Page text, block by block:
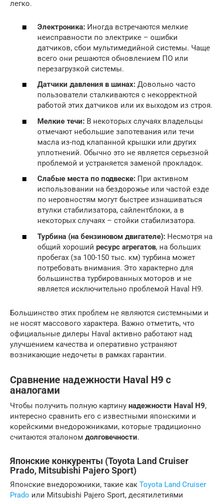
легко.
Электроника: Иногда встречаются мелкие
неисправности по электрике – ошибки
датчиков, сбои мультимедийной системы. Чаще
всего они решаются обновлением ПО или
перезагрузкой системы.
Датчики давления в шинах: Довольно часто
пользователи сталкиваются с некорректной
работой этих датчиков или их выходом из строя.
Мелкие течи: В некоторых случаях владельцы
отмечают небольшие запотевания или течи
масла из-под клапанной крышки или других
уплотнений. Обычно это не является серьезной
проблемой и устраняется заменой прокладок.
Слабые места по подвеске: При активном
использовании на бездорожье или частой езде
по неровностям могут быстрее изнашиваться
втулки стабилизатора, сайлентблоки, а в
некоторых случаях – стойки стабилизатора.
Турбина (на бензиновом двигателе): Несмотря на
общий хороший ресурс агрегатов, на больших
пробегах (за 100-150 тыс. км) турбина может
потребовать внимания. Это характерно для
большинства турбированных моторов и не
является исключительно проблемой Haval H9.
Большинство этих проблем не являются системными и
не носят массового характера. Важно отметить, что
официальные дилеры Haval активно работают над
улучшением качества и оперативно устраняют
возникающие недочеты в рамках гарантии.
Сравнение надежности Haval H9 с
аналогами
Чтобы получить полную картину надежности Haval H9,
интересно сравнить его с известными японскими и
корейскими внедорожниками, которые традиционно
считаются эталоном долговечности.
Японские конкуренты (Toyota Land Cruiser
Prado, Mitsubishi Pajero Sport)
Японские внедорожники, такие как Toyota Land Cruiser
Prado или Mitsubishi Pajero Sport, десятилетиями